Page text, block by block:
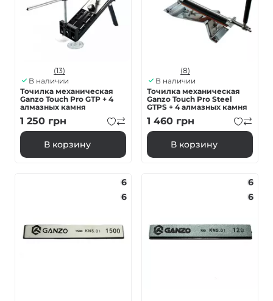
(13)
В наличии
Точилка механическая
Ganzo Touch Pro GTP + 4
алмазных камня
1 250 грн
В корзину
(8)
В наличии
Точилка механическая
Ganzo Touch Pro Steel
GTPS + 4 алмазных камня
1 460 грн
В корзину
6
6
6
6